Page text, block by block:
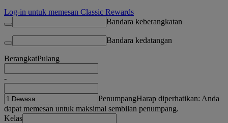
Log-in untuk memesan Classic Rewards
Bandara keberangkatan
Bandara kedatangan
BerangkatPulang
-
PenumpangHarap diperhatikan: Anda
dapat memesan untuk maksimal sembilan penumpang.
Kelas